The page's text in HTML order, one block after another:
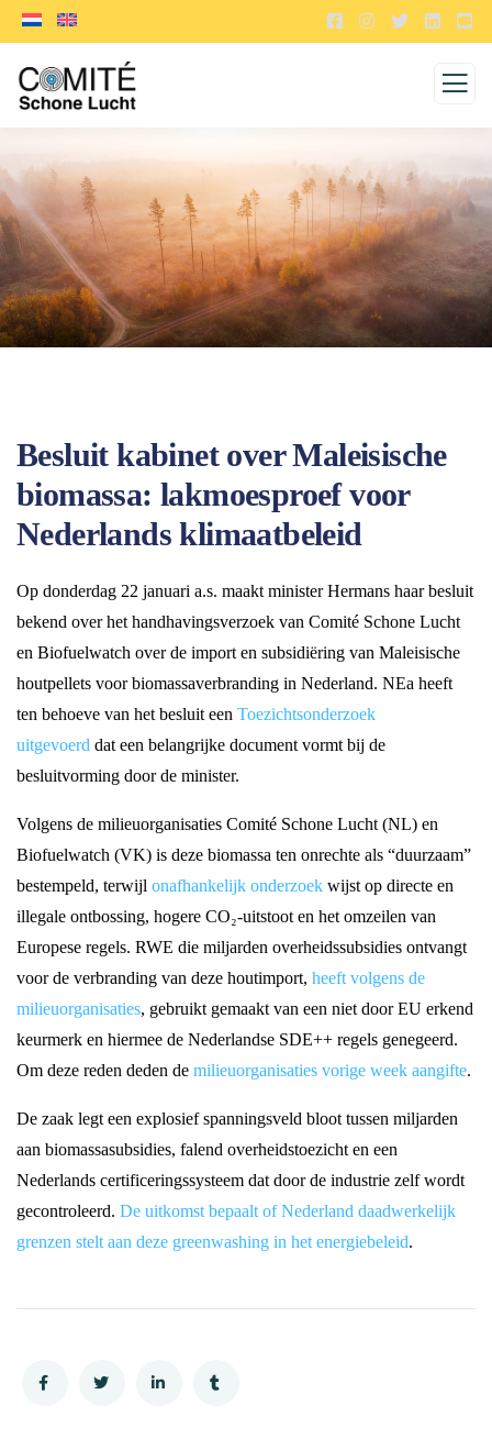
Besluit kabinet over Maleisische
biomassa: lakmoesproef voor
Nederlands klimaatbeleid
Op donderdag 22 januari a.s. maakt minister Hermans haar besluit
bekend over het handhavingsverzoek van Comité Schone Lucht
en Biofuelwatch over de import en subsidiëring van Maleisische
houtpellets voor biomassaverbranding in Nederland. NEa heeft
ten behoeve van het besluit een Toezichtsonderzoek
uitgevoerd dat een belangrijke document vormt bij de
besluitvorming door de minister.
Volgens de milieuorganisaties Comité Schone Lucht (NL) en
Biofuelwatch (VK) is deze biomassa ten onrechte als “duurzaam”
bestempeld, terwijl onafhankelijk onderzoek wijst op directe en
illegale ontbossing, hogere CO₂-uitstoot en het omzeilen van
Europese regels. RWE die miljarden overheidssubsidies ontvangt
voor de verbranding van deze houtimport, heeft volgens de
milieuorganisaties, gebruikt gemaakt van een niet door EU erkend
keurmerk en hiermee de Nederlandse SDE++ regels genegeerd.
Om deze reden deden de milieuorganisaties vorige week aangifte.
De zaak legt een explosief spanningsveld bloot tussen miljarden
aan biomassasubsidies, falend overheidstoezicht en een
Nederlands certificeringssysteem dat door de industrie zelf wordt
gecontroleerd. De uitkomst bepaalt of Nederland daadwerkelijk
grenzen stelt aan deze greenwashing in het energiebeleid.